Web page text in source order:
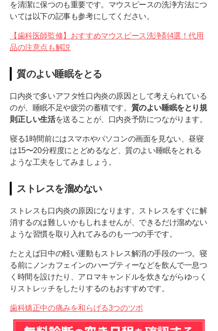
を清潔に保つのも重要です。マウスピースの洗浄方法につ
いては以下の記事も参考にしてください。
【歯科医師監修】おすすめマウスピース洗浄剤4選！代用
品の注意点も解説
質のよい睡眠をとる
口内炎で多いアフタ性口内炎の原因として考えられている
のが、睡眠不足や疲労の蓄積です。 質のよい睡眠をとり規
則正しい生活を送ることが、口内炎予防につながります。
寝る1時間前にはスマホやパソコンの画面を見ない、昼寝
は15〜20分程度にとどめるなど、質のよい睡眠をとれる
ような工夫をしてみましょう。
ストレスを溜めない
ストレスも口内炎の原因になります。ストレスをすぐに解
消するのは難しいかもしれませんが、できるだけ溜めない
ような習慣を取り入れてみるのも一つの手です。
たとえば日中の軽い運動もストレス解消の手段の一つ。寝
る前にノンカフェインのハーブティーなどを飲んで一息つ
く時間を設けたり、アロマキャンドルを炊きながらゆっく
りストレッチをしたりするのもおすすめです。
歯科矯正中の痛みを和らげる3つのツボ